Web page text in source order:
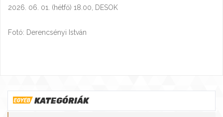
2026. 06. 01. (hétfő) 18.00, DESOK
Fotó: Derencsényi István
KATEGÓRIÁK